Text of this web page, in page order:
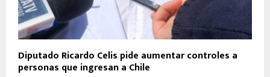
Diputado Ricardo Celis pide aumentar controles a
personas que ingresan a Chile